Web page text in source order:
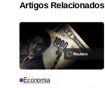
Artigos Relacionados
Economia